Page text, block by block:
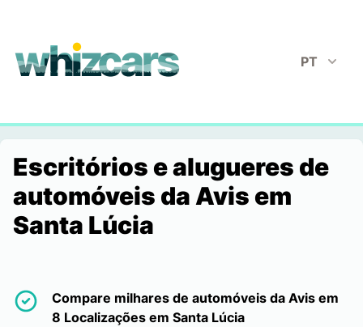
whizcars.com
PT
Escritórios e alugueres de
automóveis da Avis em
Santa Lúcia
Compare milhares de automóveis da Avis em
8 Localizações em Santa Lúcia